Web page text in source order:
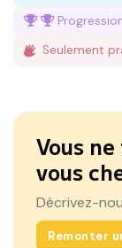
Seulement
Vous
vous
Décrivez-
Remonter